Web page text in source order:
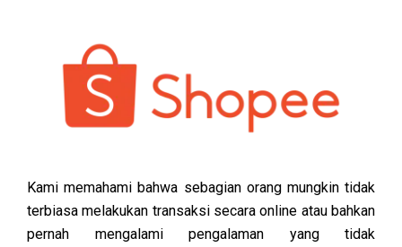
Kami memahami bahwa sebagian orang mungkin tidak
terbiasa melakukan transaksi secara online atau bahkan
pernah mengalami pengalaman yang tidak